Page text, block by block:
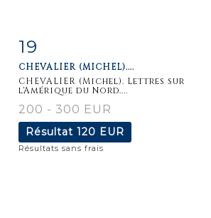
détaillée
19
CHEVALIER (MICHEL)....
CHEVALIER (Michel). Lettres sur
l'Amérique du Nord....
200 - 300 EUR
Résultat 120 EUR
Résultats sans frais